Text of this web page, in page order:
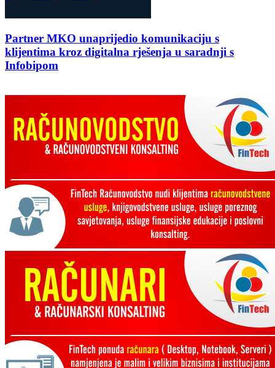
Partner MKO unaprijedio komunikaciju s
klijentima kroz digitalna rješenja u saradnji s
Infobipom